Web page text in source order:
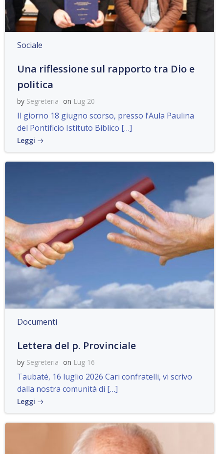
Sociale
Una riflessione sul rapporto tra Dio e
politica
by Segreteria on Lug 20
Il giorno 18 giugno scorso, presso l’Aula Paulina
del Pontificio Istituto Biblico […]
Leggi
Documenti
Lettera del p. Provinciale
by Segreteria on Lug 16
Taubaté, 16 luglio 2026 Cari confratelli, vi scrivo
dalla nostra comunità di […]
Leggi